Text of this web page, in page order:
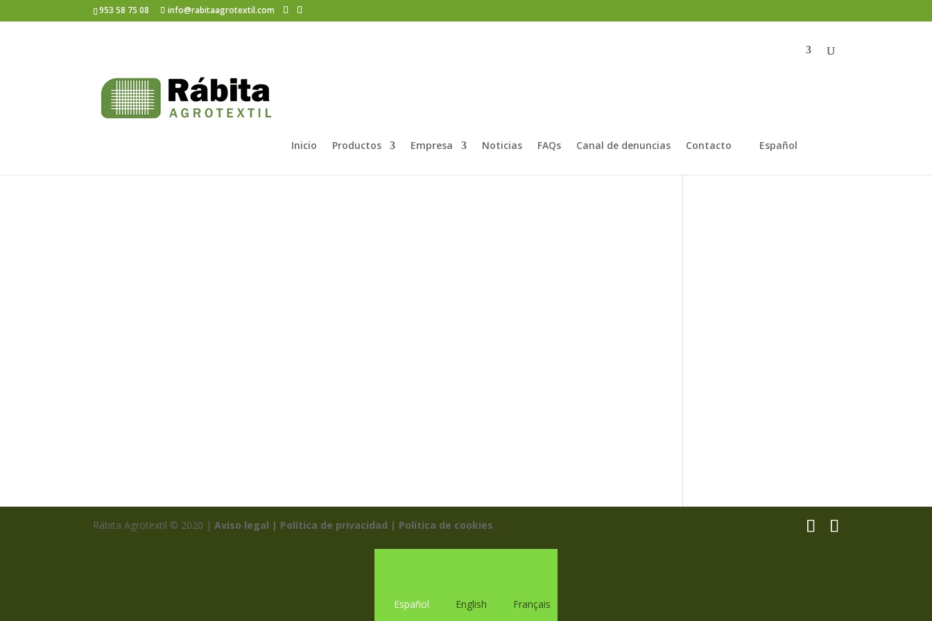
953 58 75 08 info@rabitaagrotextil.com
Inicio Productos Empresa Noticias FAQs Canal de denuncias Contacto Español
Rábita Agrotextil © 2020 |Aviso legal | Política de privacidad | Política de cookies
Español English Français